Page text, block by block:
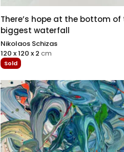
représentations abstraites
There’s hope at the bottom of
biggest waterfall
Nikolaos Schizas
Sold
120 x 120 x 2 cm